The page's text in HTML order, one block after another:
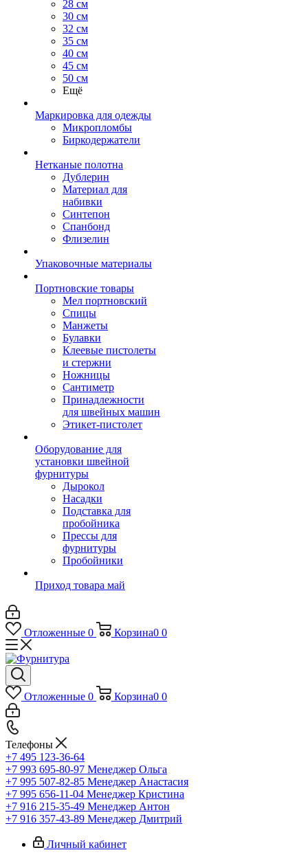
28 см
30 см
32 см
35 см
40 см
45 см
50 см
Ещё
Маркировка для одежды
Микропломбы
Биркодержатели
Нетканые полотна
Дублерин
Материал для
набивки
Синтепон
Спанбонд
Флизелин
Упаковочные материалы
Портновские товары
Мел портновский
Спицы
Манжеты
Булавки
Клеевые пистолеты
и стержни
Ножницы
Сантиметр
Принадлежности
для швейных машин
Этикет-пистолет
Оборудование для
установки швейной
фурнитуры
Дырокол
Насадки
Подставка для
пробойника
Прессы для
фурнитуры
Пробойники
Приход товара май
Отложенные 0 Корзина0 0
Отложенные 0 Корзина0 0
Телефоны
+7 495 123-36-64
+7 993 695-80-97 Менеджер Ольга
+7 995 507-82-85 Менеджер Анастасия
+7 995 656-11-04 Менеджер Кристина
+7 916 215-35-49 Менеджер Антон
+7 916 357-43-89 Менеджер Дмитрий
Личный кабинет